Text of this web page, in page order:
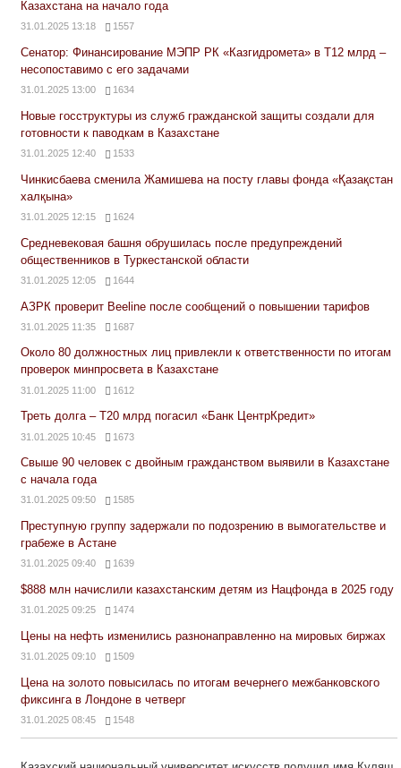
Казахстана на начало года
31.01.2025 13:18 1557
Сенатор: Финансирование МЭПР РК «Казгидромета» в Т12 млрд –
несопоставимо с его задачами
31.01.2025 13:00 1634
Новые госструктуры из служб гражданской защиты создали для
готовности к паводкам в Казахстане
31.01.2025 12:40 1533
Чинкисбаева сменила Жамишева на посту главы фонда «Қазақстан
халқына»
31.01.2025 12:15 1624
Средневековая башня обрушилась после предупреждений
общественников в Туркестанской области
31.01.2025 12:05 1644
АЗРК проверит Beeline после сообщений о повышении тарифов
31.01.2025 11:35 1687
Около 80 должностных лиц привлекли к ответственности по итогам
проверок минпросвета в Казахстане
31.01.2025 11:00 1612
Треть долга – Т20 млрд погасил «Банк ЦентрКредит»
31.01.2025 10:45 1673
Свыше 90 человек с двойным гражданством выявили в Казахстане
с начала года
31.01.2025 09:50 1585
Преступную группу задержали по подозрению в вымогательстве и
грабеже в Астане
31.01.2025 09:40 1639
$888 млн начислили казахстанским детям из Нацфонда в 2025 году
31.01.2025 09:25 1474
Цены на нефть изменились разнонаправленно на мировых биржах
31.01.2025 09:10 1509
Цена на золото повысилась по итогам вечернего межбанковского
фиксинга в Лондоне в четверг
31.01.2025 08:45 1548